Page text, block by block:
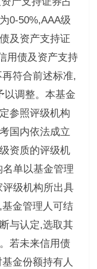
0-50%,AAA级
及资产支持证
用债及资产支持
符合前述标准,
以调整。本基金
参照评级机构
国内依法成立
资质的评级机
单以基金管理
级机构所出具
金管理人可结
与认定,选取其
若未来信用债
金份额持有人